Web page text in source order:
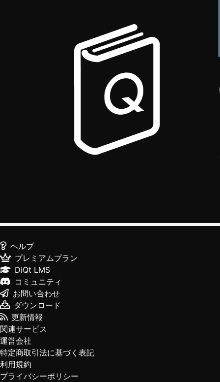
ヘルプ
プレミアムプラン
DiQt LMS
コミュニティ
お問い合わせ
ダウンロード
更新情報
関連サービス
運営会社
特定商取引法に基づく表記
利用規約
プライバシーポリシー